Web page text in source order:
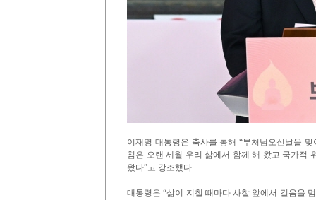
이재명 대통령은 축사를 통해 “부처님오신날을
침은 오랜 세월 우리 삶에서 함께 해 왔고 국가적
왔다”고 강조했다.
대통령은 “삶이 지칠 때마다 사찰 앞에서 걸음을